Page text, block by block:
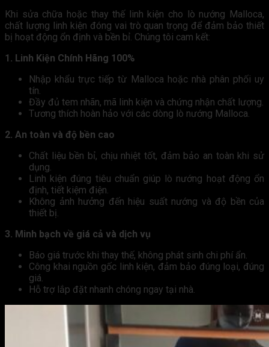
Khi sửa chữa hoặc thay thế linh kiện cho lò nướng Malloca,
chất lượng linh kiện đóng vai trò quan trọng để đảm bảo thiết
bị hoạt động ổn định và bền bỉ. Chúng tôi cam kết:
1. Linh Kiện Chính Hãng 100%
Nhập khẩu trực tiếp từ Malloca hoặc nhà phân phối uy
tín.
Đầy đủ tem nhãn, mã linh kiện và chứng nhận chất lượng.
Tương thích hoàn hảo với các dòng lò nướng Malloca.
2. An toàn và độ bền cao
Chất liệu bền bỉ, chịu nhiệt tốt, đảm bảo an toàn khi sử
dụng.
Linh kiện đúng tiêu chuẩn giúp lò nướng hoạt động ổn
định, tiết kiệm điện.
Không ảnh hưởng đến hiệu suất nướng và độ bền của
thiết bị.
3. Minh bạch về giá cả và dịch vụ
Báo giá trước khi thay thế, không phát sinh chi phí ẩn.
Công khai nguồn gốc linh kiện, đảm bảo đúng loại, đúng
giá.
Hỗ trợ lắp đặt nhanh chóng ngay tại nhà.